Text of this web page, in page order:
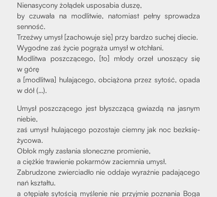
Nie­na­sy­co­ny żołą­dek uspo­sa­bia duszę,
by czu­wa­ła na modli­twie, nato­miast peł­ny spro­wa­dza
sen­ność.
Trzeź­wy umysł [zacho­wu­je się] przy bar­dzo suchej die­cie.
Wygod­ne zaś życie pogrą­ża umysł w otchła­ni.
Modli­twa poszczą­ce­go, [to] mło­dy orzeł uno­szą­cy się
w górę
a [modli­twa] hula­ją­ce­go, obcią­żo­na przez sytość, opa­da
w dół (…).
Umysł poszczą­ce­go jest błysz­czą­cą gwiaz­dą na jasnym
nie­bie,
zaś umysł hula­ją­ce­go pozo­sta­je ciem­ny jak noc bez­k­się­
ży­co­wa.
Obłok mgły zasła­nia sło­necz­ne pro­mie­nie,
a cięż­kie tra­wie­nie pokar­mów zaciem­nia umysł.
Zabru­dzo­ne zwier­cia­dło nie odda­je wyraź­nie pada­ją­ce­go
nań kształ­tu.
a otę­pia­łe syto­ścią myśle­nie nie przyj­mie pozna­nia Boga